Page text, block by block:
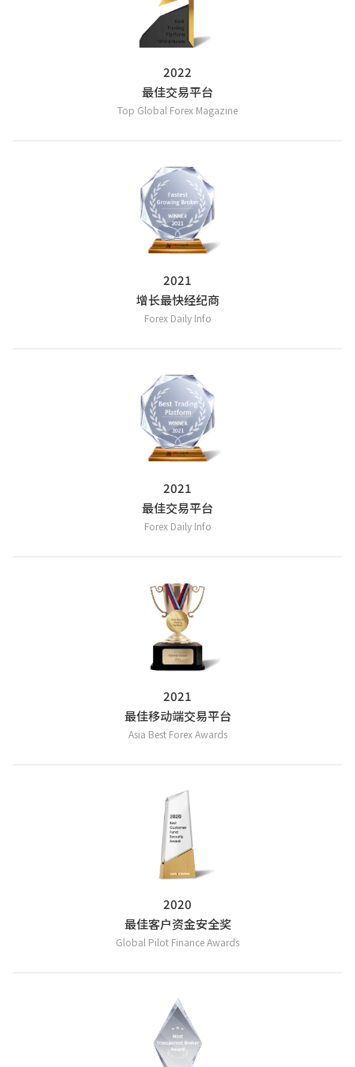
2022
最佳交易平台
Top Global Forex Magazine
2021
增长最快经纪商
Forex Daily Info
2021
最佳交易平台
Forex Daily Info
2021
最佳移动端交易平台
Asia Best Forex Awards
2020
最佳客户资金安全奖
Global Pilot Finance Awards